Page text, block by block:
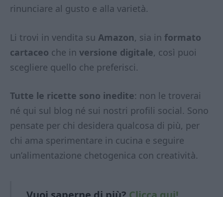
rinunciare al gusto e alla varietà.
Li trovi in vendita su Amazon, sia in formato
cartaceo che in versione digitale, così puoi
scegliere quello che preferisci.
Tutte le ricette sono inedite: non le troverai
né qui sul blog né sui nostri profili social. Sono
pensate per chi desidera qualcosa di più, per
chi ama sperimentare in cucina e seguire
un’alimentazione chetogenica con creatività.